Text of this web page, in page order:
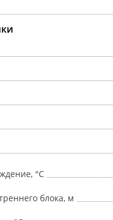
°C
блока, м